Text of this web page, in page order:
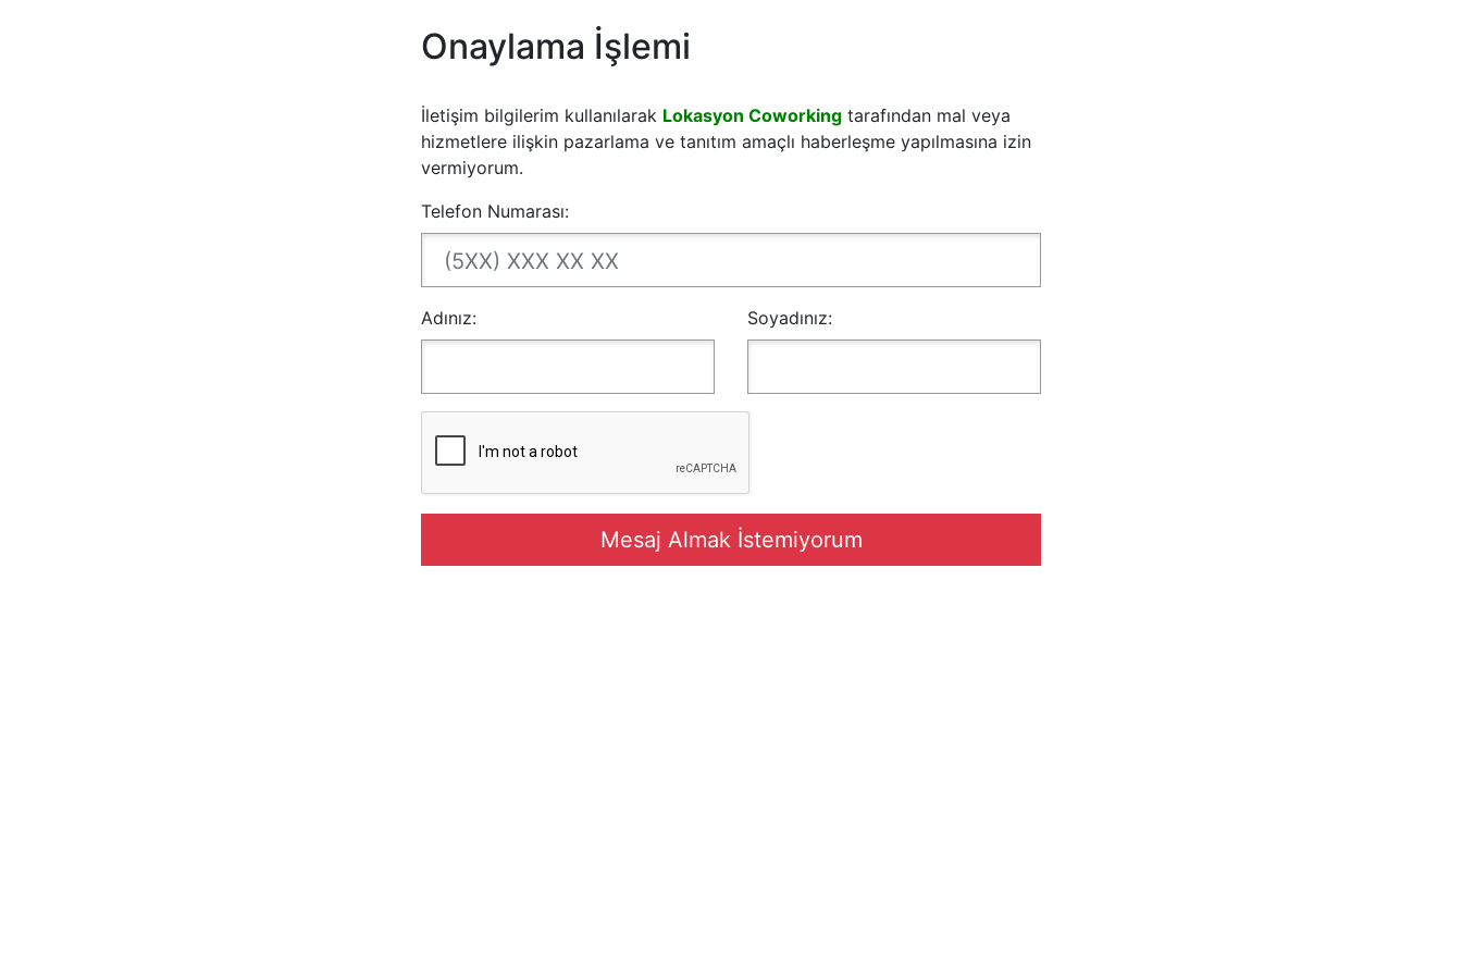
Onaylama İşlemi
İletişim bilgilerim kullanılarak Lokasyon Coworking tarafından mal veya
hizmetlere ilişkin pazarlama ve tanıtım amaçlı haberleşme yapılmasına izin
vermiyorum.
Telefon Numarası:
Adınız: Soyadınız:
Mesaj Almak İstemiyorum